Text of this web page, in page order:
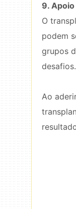
9.
O
podem
grupos
desafios.
Ao